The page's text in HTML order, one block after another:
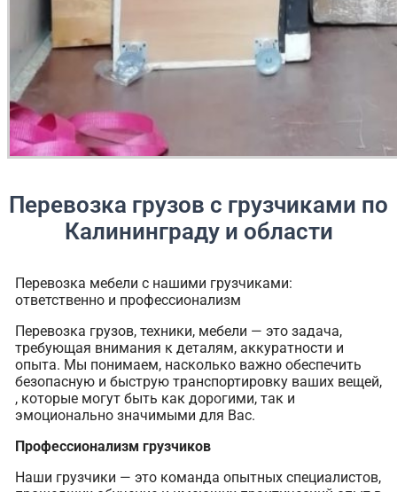
Перевозка грузов с грузчиками по
Калининграду и области
Перевозка мебели с нашими грузчиками:
ответственно и профессионализм
Перевозка грузов, техники, мебели — это задача,
требующая внимания к деталям, аккуратности и
опыта. Мы понимаем, насколько важно обеспечить
безопасную и быструю транспортировку ваших вещей,
, которые могут быть как дорогими, так и
эмоционально значимыми для Вас.
Профессионализм грузчиков
Наши грузчики — это команда опытных специалистов,